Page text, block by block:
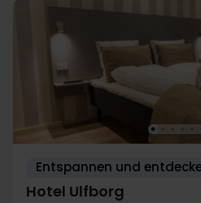
Hotel Ulfborg